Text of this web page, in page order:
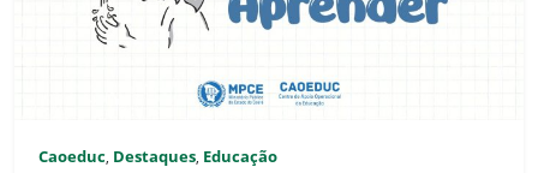
Caoeduc, Destaques, Educação